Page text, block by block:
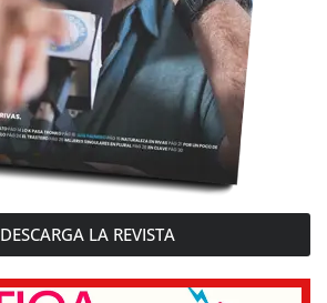
DESCARGA LA REVISTA